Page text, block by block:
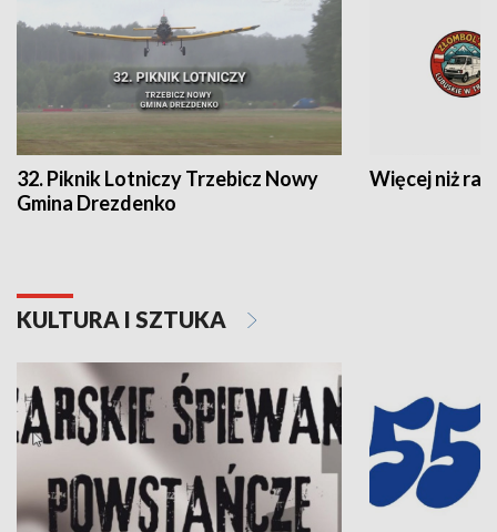
32. Piknik Lotniczy Trzebicz Nowy
Gmina Drezdenko
Więcej niż rajd
KULTURA I SZTUKA